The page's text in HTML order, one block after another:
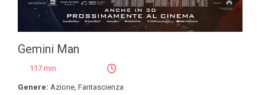
Gemini Man
117 min
Genere: Azione Fantascienza